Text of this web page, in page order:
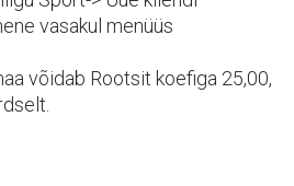
vasakul menüüs
võidab Rootsit koefiga 25,00,